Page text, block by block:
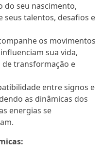
do seu nascimento,
talentos, desafios e
os movimentos
sua vida,
transformação e
entre signos e
as dinâmicas dos
energias se